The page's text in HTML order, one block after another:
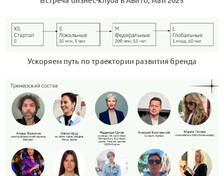
Ускоряем путь по траектории развития бренда